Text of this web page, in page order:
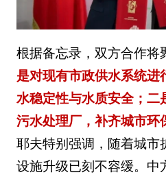
根据备忘录，双方合作将
是对现有市政供水系统进
水稳定性与水质安全；二
污水处理厂，补齐城市环
耶夫特别强调，随着城市
设施升级已刻不容缓。中